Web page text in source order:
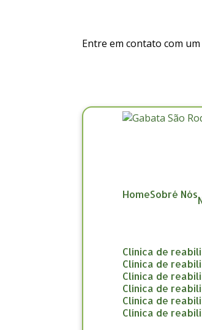
Entre em contato com
Home Sobré Nós
clínica de
clínica de
clínica de
clínica de
clínica de
clínica de